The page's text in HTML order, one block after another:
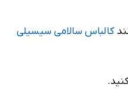
کالباس سالامی سیسیلی